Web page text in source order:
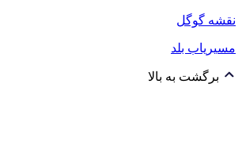
نقشه گوگل
مسیریاب بلد
برگشت به بالا